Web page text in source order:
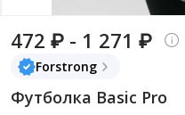
472 ₽ - 1 271 ₽
Forstrong
Футболка Basic Pro